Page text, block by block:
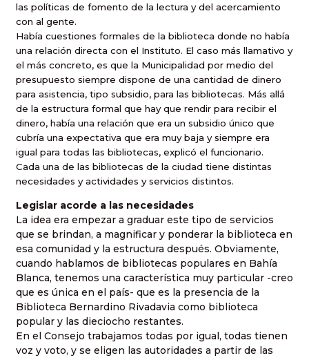
las políticas de fomento de la lectura y del acercamiento
con al gente.
Había cuestiones formales de la biblioteca donde no había
una relación directa con el Instituto. El caso más llamativo y
el más concreto, es que la Municipalidad por medio del
presupuesto siempre dispone de una cantidad de dinero
para asistencia, tipo subsidio, para las bibliotecas. Más allá
de la estructura formal que hay que rendir para recibir el
dinero, había una relación que era un subsidio único que
cubría una expectativa que era muy baja y siempre era
igual para todas las bibliotecas, explicó el funcionario.
Cada una de las bibliotecas de la ciudad tiene distintas
necesidades y actividades y servicios distintos.
Legislar acorde a las necesidades
La idea era empezar a graduar este tipo de servicios
que se brindan, a magnificar y ponderar la biblioteca en
esa comunidad y la estructura después. Obviamente,
cuando hablamos de bibliotecas populares en Bahía
Blanca, tenemos una característica muy particular -creo
que es única en el país- que es la presencia de la
Biblioteca Bernardino Rivadavia como biblioteca
popular y las dieciocho restantes.
En el Consejo trabajamos todas por igual, todas tienen
voz y voto, y se eligen las autoridades a partir de las